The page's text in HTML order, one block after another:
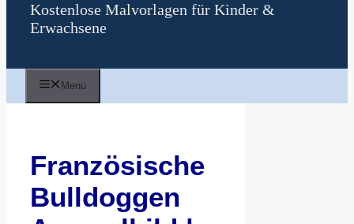
Kostenlose Malvorlagen für Kinder &
Erwachsene
Menü
Französische
Bulldoggen